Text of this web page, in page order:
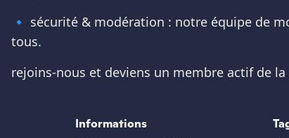
🔹 sécurité & modération : notre équipe de
tous.
rejoins-nous et deviens un membre actif de
Informations